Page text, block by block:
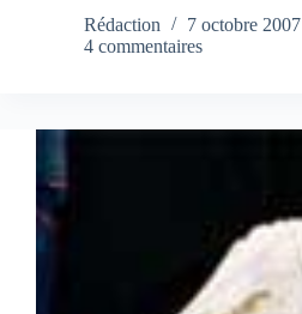
Rédaction
7 octobre 2007
4 commentaires